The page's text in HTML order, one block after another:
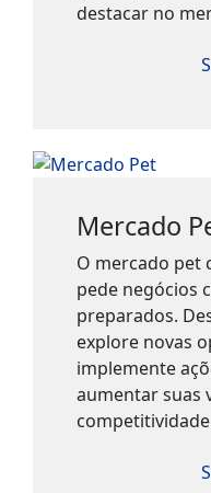
destacar no
Mercado
O mercado pet
pede negócios
preparados.
explore novas
implemente
aumentar suas